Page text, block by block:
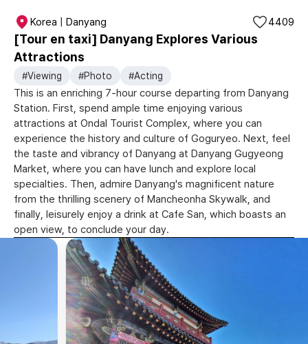
Korea | Danyang
[Tour en taxi] Danyang Explores Various
Attractions
4409
#Viewing #Photo #Acting
This is an enriching 7-hour course departing from Danyang
Station. First, spend ample time enjoying various
attractions at Ondal Tourist Complex, where you can
experience the history and culture of Goguryeo. Next, feel
the taste and vibrancy of Danyang at Danyang Gugyeong
Market, where you can have lunch and explore local
specialties. Then, admire Danyang's magnificent nature
from the thrilling scenery of Mancheonha Skywalk, and
finally, leisurely enjoy a drink at Cafe San, which boasts an
open view, to conclude your day.